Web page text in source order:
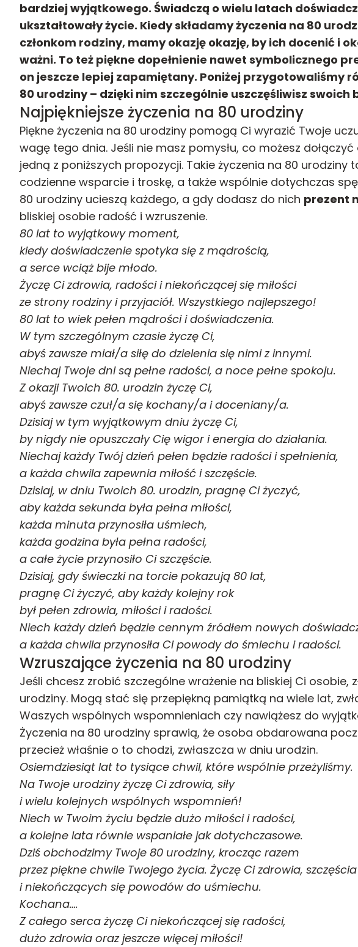
bardziej wyjątkowego. Świadczą o wielu latach
ukształtowały życie. Kiedy składamy życzenia na 80
członkom rodziny, mamy okazję okazję, by ich docenić i
ważni. To też piękne dopełnienie nawet symbolicznego
on jeszcze lepiej zapamiętany. Poniżej przygotowaliśmy
80 urodziny – dzięki nim szczególnie uszczęśliwisz swoich
Najpiękniejsze życzenia na 80 urodziny
Piękne życzenia na 80 urodziny pomogą Ci wyrazić Twoje
wagę tego dnia. Jeśli nie masz pomysłu, co możesz
jedną z poniższych propozycji. Takie życzenia na 80 urodziny
codzienne wsparcie i troskę, a także wspólnie dotychczas
80 urodziny ucieszą każdego, a gdy dodasz do nich prezent
bliskiej osobie radość i wzruszenie.
80 lat to wyjątkowy moment,
kiedy doświadczenie spotyka się z mądrością,
a serce wciąż bije młodo.
Życzę Ci zdrowia, radości i niekończącej się miłości
ze strony rodziny i przyjaciół. Wszystkiego najlepszego!
80 lat to wiek pełen mądrości i doświadczenia.
W tym szczególnym czasie życzę Ci,
abyś zawsze miał/a siłę do dzielenia się nimi z innymi.
Niechaj Twoje dni są pełne radości, a noce pełne spokoju.
Z okazji Twoich 80. urodzin życzę Ci,
abyś zawsze czuł/a się kochany/a i doceniany/a.
Dzisiaj w tym wyjątkowym dniu życzę Ci,
by nigdy nie opuszczały Cię wigor i energia do działania.
Niechaj każdy Twój dzień pełen będzie radości i spełnienia,
a każda chwila zapewnia miłość i szczęście.
Dzisiaj, w dniu Twoich 80. urodzin, pragnę Ci życzyć,
aby każda sekunda była pełna miłości,
każda minuta przynosiła uśmiech,
każda godzina była pełna radości,
a całe życie przynosiło Ci szczęście.
Dzisiaj, gdy świeczki na torcie pokazują 80 lat,
pragnę Ci życzyć, aby każdy kolejny rok
był pełen zdrowia, miłości i radości.
Niech każdy dzień będzie cennym źródłem nowych
a każda chwila przynosiła Ci powody do śmiechu i radości.
Wzruszające życzenia na 80 urodziny
Jeśli chcesz zrobić szczególne wrażenie na bliskiej Ci osobie,
urodziny. Mogą stać się przepiękną pamiątką na wiele lat,
Waszych wspólnych wspomnieniach czy nawiążesz do
Życzenia na 80 urodziny sprawią, że osoba obdarowana
przecież właśnie o to chodzi, zwłaszcza w dniu urodzin.
Osiemdziesiąt lat to tysiące chwil, które wspólnie przeżyliśmy.
Na Twoje urodziny życzę Ci zdrowia, siły
i wielu kolejnych wspólnych wspomnień!
Niech w Twoim życiu będzie dużo miłości i radości,
a kolejne lata równie wspaniałe jak dotychczasowe.
Dziś obchodzimy Twoje 80 urodziny, krocząc razem
przez piękne chwile Twojego życia. Życzę Ci zdrowia, szczęścia
i niekończących się powodów do uśmiechu.
Kochana….
Z całego serca życzę Ci niekończącej się radości,
dużo zdrowia oraz jeszcze więcej miłości!